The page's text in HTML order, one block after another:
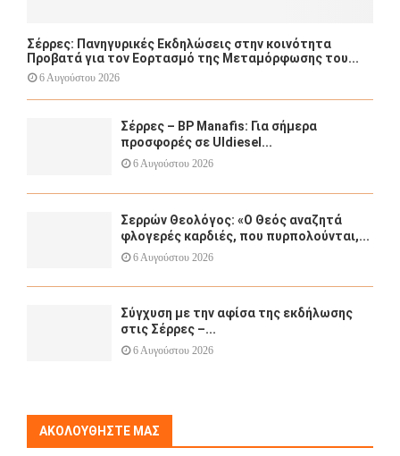
Σέρρες: Πανηγυρικές Εκδηλώσεις στην κοινότητα
Προβατά για τον Εορτασμό της Μεταμόρφωσης του...
6 Αυγούστου 2026
Σέρρες – BP Manafis: Για σήμερα
προσφορές σε Uldiesel...
6 Αυγούστου 2026
Σερρών Θεολόγος: «Ο Θεός αναζητά
φλογερές καρδιές, που πυρπολούνται,...
6 Αυγούστου 2026
Σύγχυση με την αφίσα της εκδήλωσης
στις Σέρρες –...
6 Αυγούστου 2026
ΑΚΟΛΟΥΘΉΣΤΕ ΜΑΣ